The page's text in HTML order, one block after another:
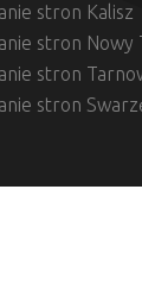
stron Kalisz
stron Nowy
stron
stron